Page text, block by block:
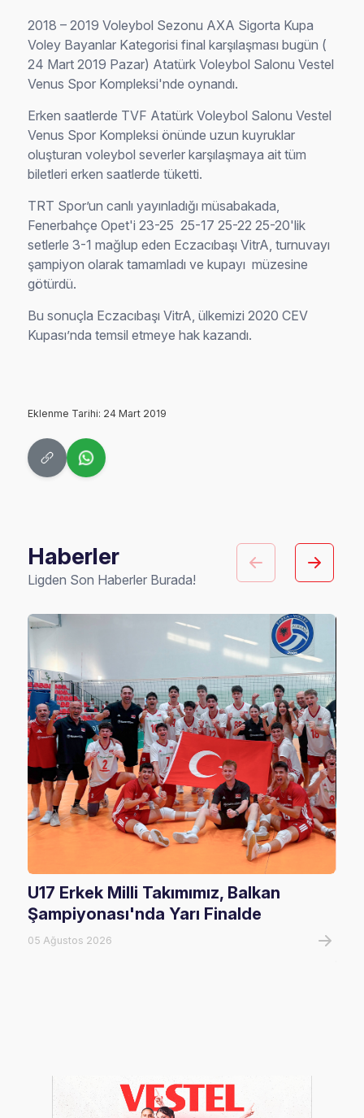
2018 – 2019 Voleybol Sezonu AXA Sigorta Kupa
Voley Bayanlar Kategorisi final karşılaşması bugün (
24 Mart 2019 Pazar) Atatürk Voleybol Salonu Vestel
Venus Spor Kompleksi'nde oynandı.
Erken saatlerde TVF Atatürk Voleybol Salonu Vestel
Venus Spor Kompleksi önünde uzun kuyruklar
oluşturan voleybol severler karşılaşmaya ait tüm
biletleri erken saatlerde tüketti.
TRT Spor’un canlı yayınladığı müsabakada,
Fenerbahçe Opet'i 23-25 25-17 25-22 25-20'lik
setlerle 3-1 mağlup eden Eczacıbaşı VitrA, turnuvayı
şampiyon olarak tamamladı ve kupayı müzesine
götürdü.
Bu sonuçla Eczacıbaşı VitrA, ülkemizi 2020 CEV
Kupası’nda temsil etmeye hak kazandı.
Eklenme Tarihi: 24 Mart 2019
Haberler
Ligden Son Haberler Burada!
U17 Erkek Milli Takımımız, Balkan
Şampiyonası'nda Yarı Finalde
05 Ağustos 2026